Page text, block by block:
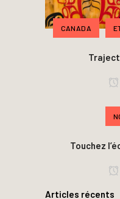
CANADA
Touchez
Articles récents